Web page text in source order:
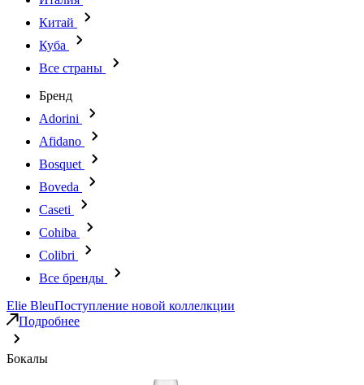
Китай
Куба
Все страны
Бренд
Adorini
Afidano
Bosquet
Boveda
Caseti
Cohiba
Colibri
Все бренды
Elie BleuПоступление новой коллелкции
Подробнее
Бокалы